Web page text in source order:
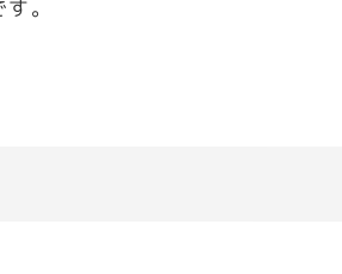
。